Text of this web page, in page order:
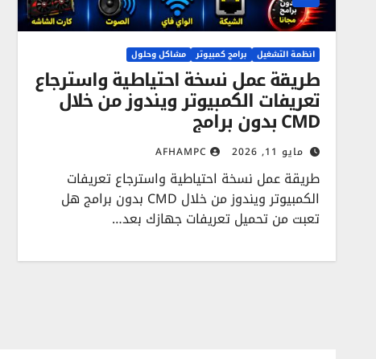
انظمة التشغيل برامج كمبيوتر مشاكل وحلول
طريقة عمل نسخة احتياطية واسترجاع
تعريفات الكمبيوتر ويندوز من خلال
CMD بدون برامج
مايو 11, 2026 AFHAMPC
طريقة عمل نسخة احتياطية واسترجاع تعريفات
الكمبيوتر ويندوز من خلال CMD بدون برامج هل
تعبت من تحميل تعريفات جهازك بعد…